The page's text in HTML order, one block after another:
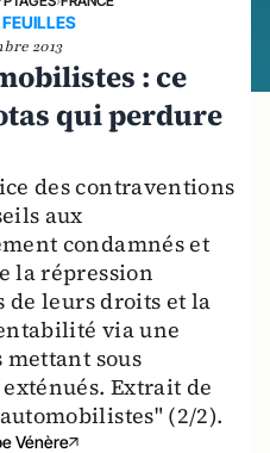
2013
: ce
qui perdure
des contraventions
aux
condamnés et
la répression
leurs droits et la
via une
sous
Extrait de
(2/2).
Vénère